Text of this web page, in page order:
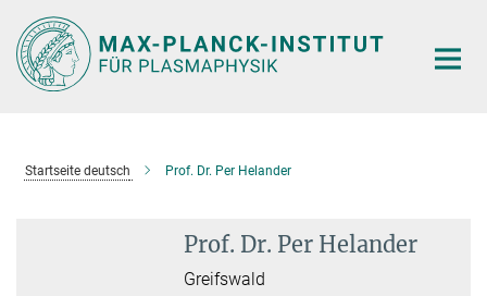
Hauptinhalt
Startseite deutsch Prof. Dr. Per Helander
Prof. Dr. Per Helander
Greifswald